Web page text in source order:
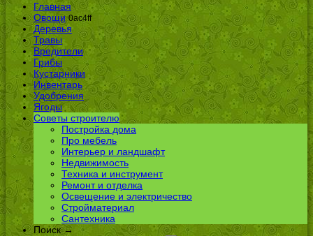
Главная
Овощи 0ac4ff
Деревья
Травы
Вредители
Грибы
Кустарники
Инвентарь
Удобрения
Ягоды
Советы строителю
Постройка дома
Про мебель
Интерьер и ландшафт
Недвижимость
Техника и инструмент
Ремонт и отделка
Освещение и электричество
Стройматериал
Сантехника
Поиск →